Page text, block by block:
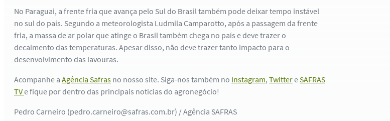
No Paraguai, a frente fria que avança pelo Sul do Brasil também pode deixar tempo instável
no sul do país. Segundo a meteorologista Ludmila Camparotto, após a passagem da frente
fria, a massa de ar polar que atinge o Brasil também chega no país e deve trazer o
decaimento das temperaturas. Apesar disso, não deve trazer tanto impacto para o
desenvolvimento das lavouras.
Acompanhe a Agência Safras no nosso site. Siga-nos também no Instagram, TwittereSAFRAS
TVe fique por dentro das principais notícias do agronegócio!
Pedro Carneiro (pedro.carneiro@safras.com.br) / Agência SAFRAS